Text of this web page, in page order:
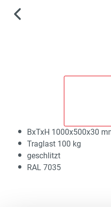
BxTxH 1000x500x30
Traglast 100 kg
geschlitzt
RAL 7035